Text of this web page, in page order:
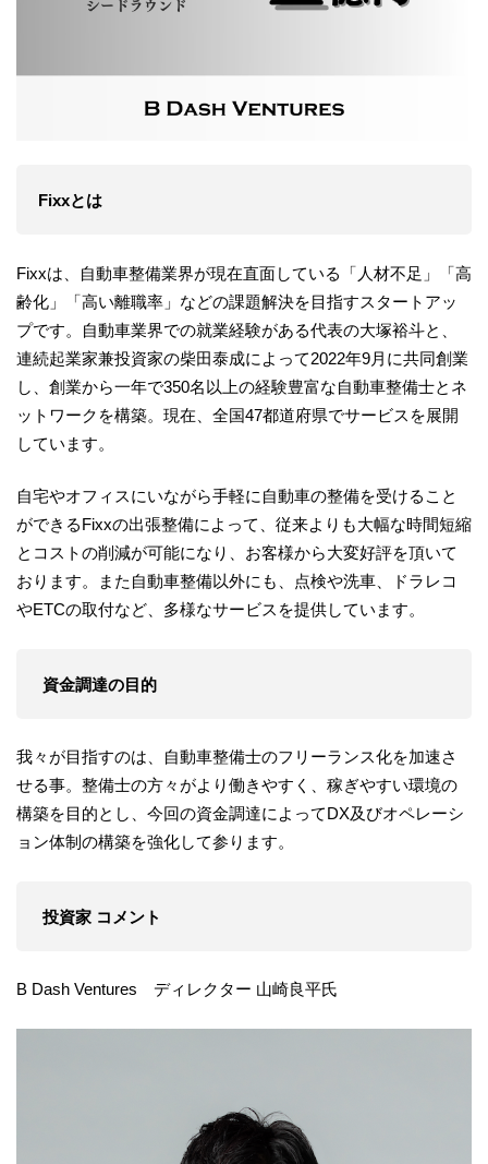
Fixxとは
Fixxは、自動車整備業界が現在直面している「人材不足」「高
齢化」「高い離職率」などの課題解決を目指すスタートアッ
プです。自動車業界での就業経験がある代表の大塚裕斗と、
連続起業家兼投資家の柴田泰成によって2022年9月に共同創業
し、創業から一年で350名以上の経験豊富な自動車整備士とネ
ットワークを構築。現在、全国47都道府県でサービスを展開
しています。
自宅やオフィスにいながら手軽に自動車の整備を受けること
ができるFixxの出張整備によって、従来よりも大幅な時間短縮
とコストの削減が可能になり、お客様から大変好評を頂いて
おります。また自動車整備以外にも、点検や洗車、ドラレコ
やETCの取付など、多様なサービスを提供しています。
資金調達の目的
我々が目指すのは、自動車整備士のフリーランス化を加速さ
せる事。整備士の方々がより働きやすく、稼ぎやすい環境の
構築を目的とし、今回の資金調達によってDX及びオペレーシ
ョン体制の構築を強化して参ります。
投資家 コメント
B Dash Ventures ディレクター 山崎良平氏